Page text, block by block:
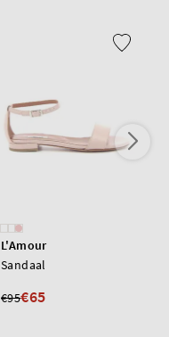
L'Amour
Sandaal
€95€65